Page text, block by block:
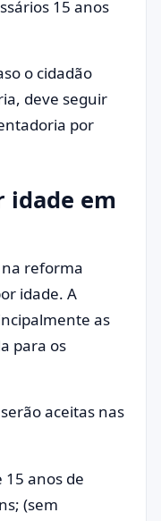
15 anos
o cidadão
deve seguir
por
idade em
reforma
idade. A
as
para os
aceitas nas
15 anos de
(sem